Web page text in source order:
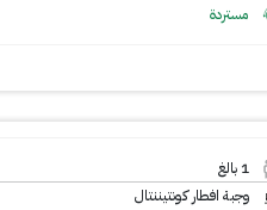
مستردة
1 بالغ
وجبة افطار كونتيننتال